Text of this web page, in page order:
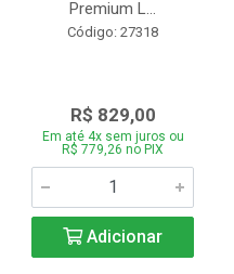
Premium L...
Código: 27318
R$ 829,00
Em até 4x sem juros ou
R$ 779,26 no PIX
Adicionar